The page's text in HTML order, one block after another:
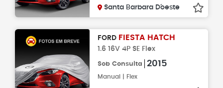
Santa Barbara D´oeste
FORD FIESTA HATCH
1.6 16V 4P SE Flex
Sob Consulta 2015
Manual | Flex